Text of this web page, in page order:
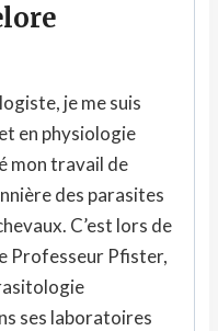
je me suis
en physiologie
mon travail de
des parasites
C’est lors de
Professeur Pfister,
ses laboratoires